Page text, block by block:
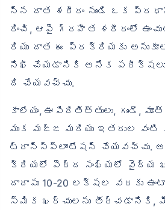
న్న దాత శరీరం నుండి ఒక
రించి, ఆపై గ్రహీత శరీరంలో
రియు దాత ఈ ప్రక్రియకు
నిఖీ చేయడానికి అనేక
ది చేయవచ్చు.
కాలేయం, ఊపిరితిత్తులు, గుండె,
ముక మజ్జ మరియు ఇతరుల
ట్రాన్స్‌ప్లాంటేషన్ చేయవచ్చు.
క్రియలో పెద్ద సంఖ్యలో వైద్య
దాదాపు 10-20 లక్షల వరకు
స్మిక ఖర్చులను తీర్చడానికి,